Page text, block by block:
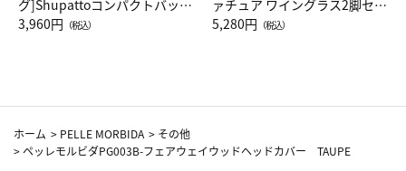
グ]Shupattoコンパクトバッグ
Drop JAL客室乗務員（LC）ス
3,960円 （税込）
ァチュア ワイングラス2脚セッ
ト（レッドワイン）
5,280円 （税込）
ホーム > PELLE MORBIDA > その他
>ペッレモルビダPG003B-フェアウェイウッドヘッドカバー TAUPE